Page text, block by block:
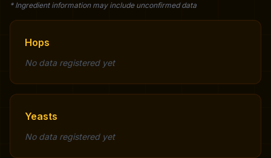
* Ingredient information may include unconfirmed data
Hops
No data registered yet
Yeasts
No data registered yet